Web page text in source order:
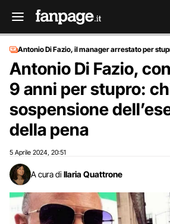
Antonio Di Fazio, il manager arrestato per
Antonio Di Fazio,
9 anni per stupro:
sospensione
della pena
5 Aprile 2024 20:51
A cura di Ilaria Quattrone